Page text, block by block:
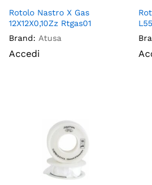
Rotolo Nastro X Gas
12X12X0,10Zz Rtgas01
Brand: Atusa
Accedi
L55